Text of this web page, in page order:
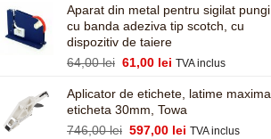
a
fost:
781,00 lei.
este:
625,00 lei.
Aparat din metal pentru sigilat pungi
cu banda adeziva tip scotch, cu
dispozitiv de taiere
64,00lei Prețul
a
fost:
64,00 lei.
61,00 lei Prețul
este:
61,00 lei.
TVA inclus
Aplicator de etichete, latime maxima
eticheta 30mm, Towa
746,00lei Prețul
597,00 lei Prețul
TVA inclus